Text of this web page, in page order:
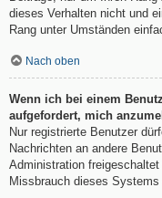
dieses Verhalten nicht und
Rang unter Umständen
Nach oben
Wenn ich bei einem
aufgefordert, mich
Nur registrierte Benutzer
Nachrichten an andere
Administration
Missbrauch dieses